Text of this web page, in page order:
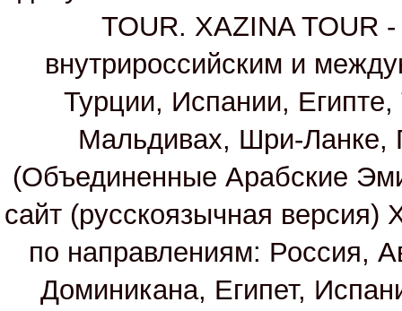
TOUR. XAZINA TOUR -
внутрироссийским и
Турции, Испании,
Мальдивах, Шри-Ланке,
(Объединенные Арабские
сайт (русскоязычная
по направлениям: Россия,
Доминикана, Египет,